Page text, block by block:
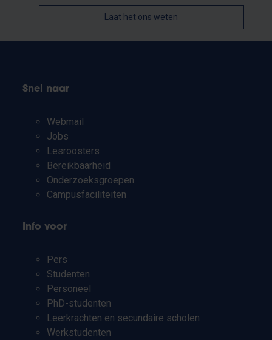
Laat het ons weten
Snel naar
Webmail
Jobs
Lesroosters
Bereikbaarheid
Onderzoeksgroepen
Campusfaciliteiten
Info voor
Pers
Studenten
Personeel
PhD-studenten
Leerkrachten en secundaire scholen
Werkstudenten